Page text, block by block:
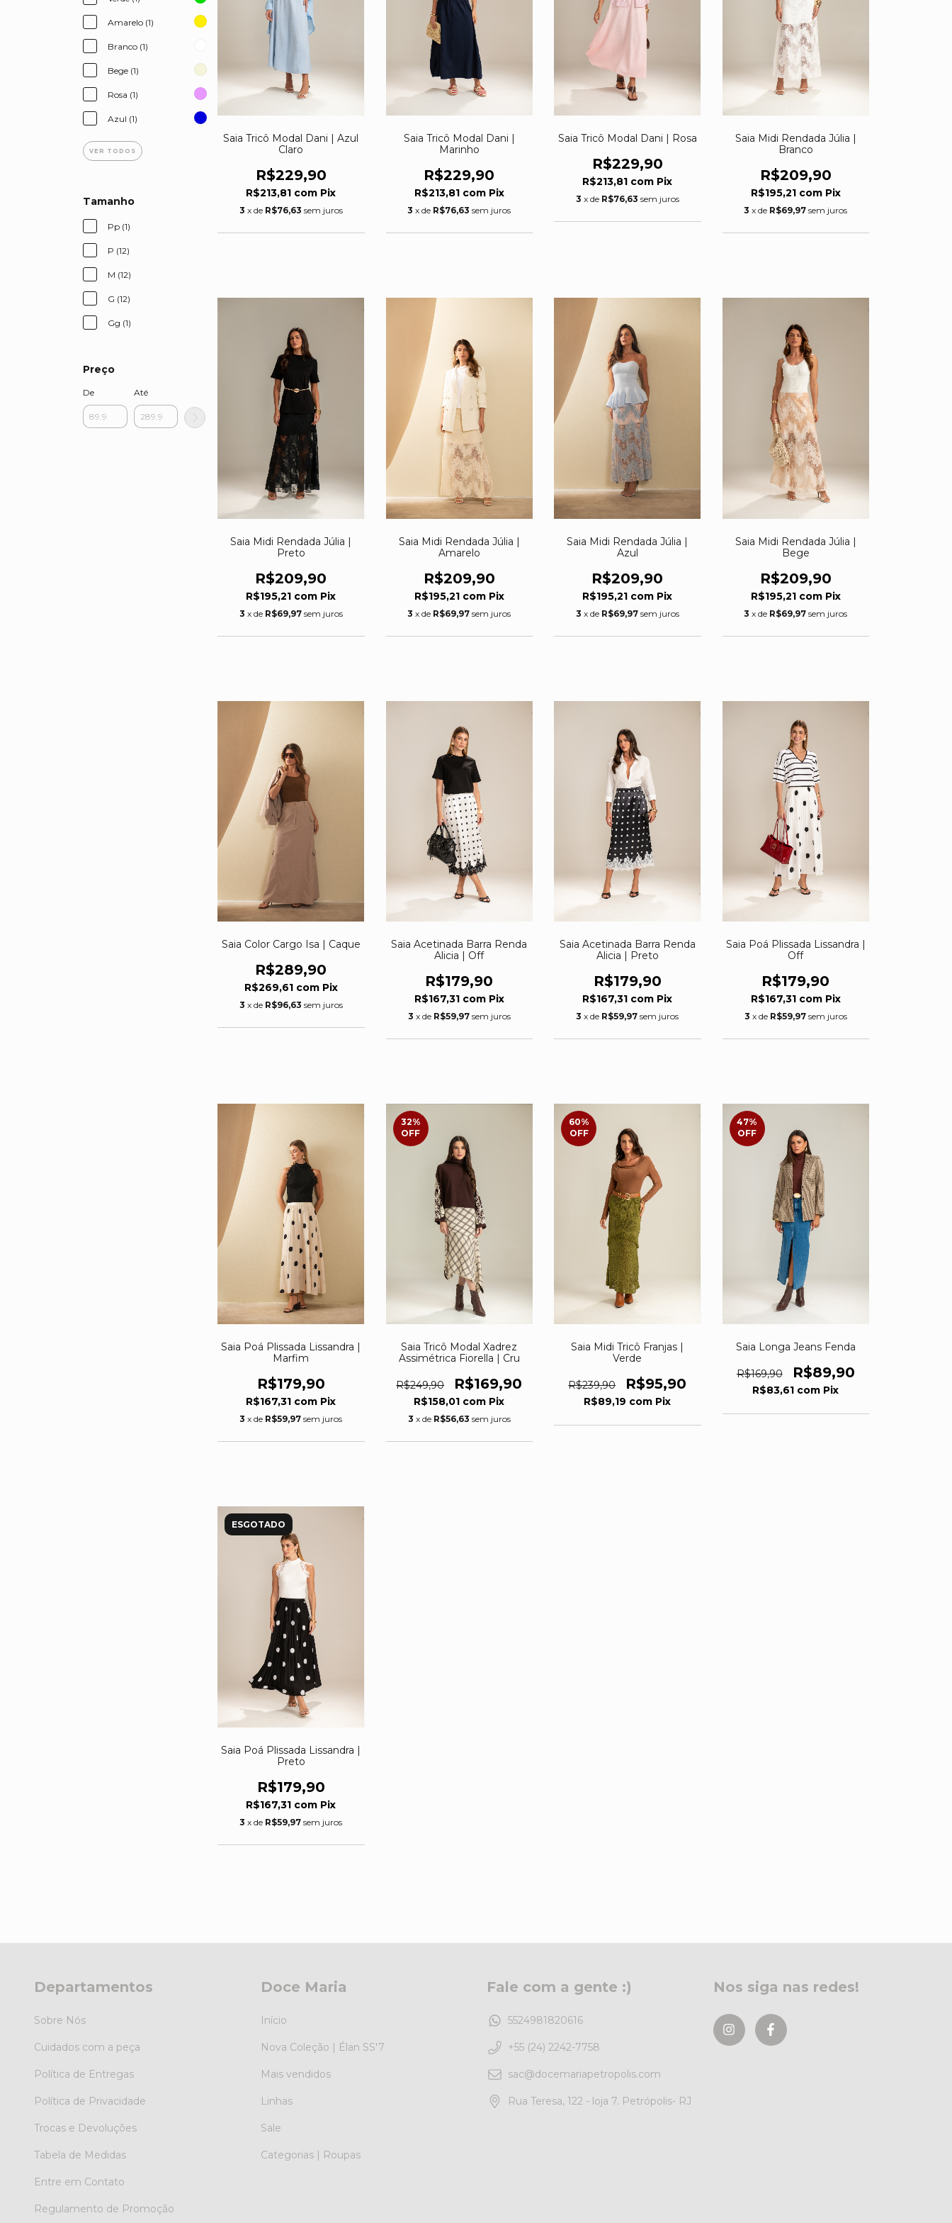
Amarelo (1)
Branco (1)
Bege (1)
Rosa (1)
Azul (1)
VER TODOS
Tamanho
Pp (1)
P (12)
M (12)
G (12)
Gg (1)
Preço
De Até
Saia Tricô Modal Dani | Azul
Claro
R$229,90
R$213,81 com Pix
3 x de R$76,63 sem juros
Saia Tricô Modal Dani |
Marinho
R$229,90
R$213,81 com Pix
3 x de R$76,63 sem juros
Saia Tricô Modal Dani | Rosa
R$229,90
R$213,81 com Pix
3 x de R$76,63 sem juros
Saia Midi Rendada Júlia |
Branco
R$209,90
R$195,21 com Pix
3 x de R$69,97 sem juros
Saia Midi Rendada Júlia |
Preto
R$209,90
R$195,21 com Pix
3 x de R$69,97 sem juros
Saia Midi Rendada Júlia |
Amarelo
R$209,90
R$195,21 com Pix
3 x de R$69,97 sem juros
Saia Midi Rendada Júlia |
Azul
R$209,90
R$195,21 com Pix
3 x de R$69,97 sem juros
Saia Midi Rendada Júlia |
Bege
R$209,90
R$195,21 com Pix
3 x de R$69,97 sem juros
Saia Color Cargo Isa | Caque
R$289,90
R$269,61 com Pix
3 x de R$96,63 sem juros
Saia Acetinada Barra Renda
Alicia | Off
R$179,90
R$167,31 com Pix
3 x de R$59,97 sem juros
Saia Acetinada Barra Renda
Alicia | Preto
R$179,90
R$167,31 com Pix
3 x de R$59,97 sem juros
Saia Poá Plissada Lissandra |
Off
R$179,90
R$167,31 com Pix
3 x de R$59,97 sem juros
Saia Poá Plissada Lissandra |
Marfim
R$179,90
R$167,31 com Pix
3 x de R$59,97 sem juros
32%
OFF
Saia Tricô Modal Xadrez
Assimétrica Fiorella | Cru
R$249,90 R$169,90
R$158,01 com Pix
3 x de R$56,63 sem juros
60%
OFF
Saia Midi Tricô Franjas |
Verde
R$239,90 R$95,90
R$89,19 com Pix
47%
OFF
Saia Longa Jeans Fenda
R$169,90 R$89,90
R$83,61 com Pix
ESGOTADO
Saia Poá Plissada Lissandra |
Preto
R$179,90
R$167,31 com Pix
3 x de R$59,97 sem juros
Departamentos
Sobre Nós
Cuidados com a peça
Política de Entregas
Política de Privacidade
Trocas e Devoluções
Tabela de Medidas
Entre em Contato
Regulamento de Promoção
Doce Maria
Início
Nova Coleção | Élan SS'7
Mais vendidos
Linhas
Sale
Categorias | Roupas
Fale com a gente :)
5524981820616
+55 (24) 2242-7758
sac@docemariapetropolis.com
Rua Teresa, 122 - loja 7. Petrópolis- RJ
Nos siga nas redes!